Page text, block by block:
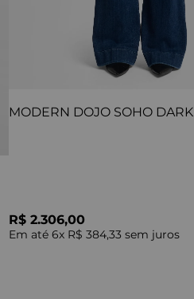
MODERN DOJO SOHO DARK
R$ 2.306,00
Em até 6x R$ 384,33 sem juros